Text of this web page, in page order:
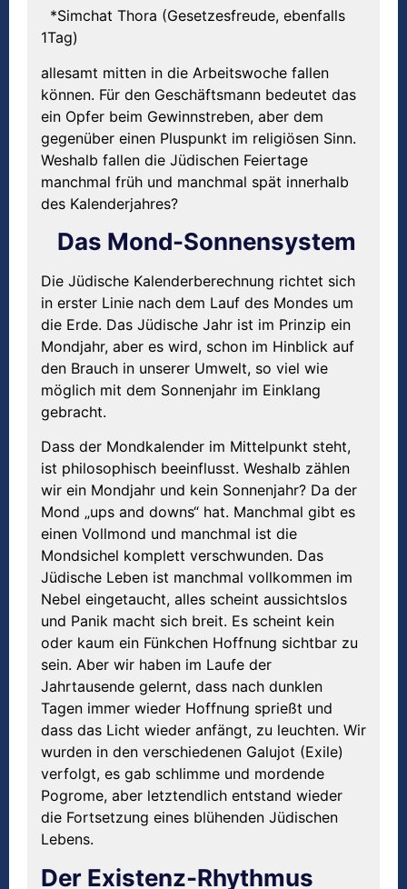
*Simchat Thora (Gesetzesfreude, ebenfalls
1Tag)
allesamt mitten in die Arbeitswoche fallen
können. Für den Geschäftsmann bedeutet das
ein Opfer beim Gewinnstreben, aber dem
gegenüber einen Pluspunkt im religiösen Sinn.
Weshalb fallen die Jüdischen Feiertage
manchmal früh und manchmal spät innerhalb
des Kalenderjahres?
Das Mond-Sonnensystem
Die Jüdische Kalenderberechnung richtet sich
in erster Linie nach dem Lauf des Mondes um
die Erde. Das Jüdische Jahr ist im Prinzip ein
Mondjahr, aber es wird, schon im Hinblick auf
den Brauch in unserer Umwelt, so viel wie
möglich mit dem Sonnenjahr im Einklang
gebracht.
Dass der Mondkalender im Mittelpunkt steht,
ist philosophisch beeinflusst. Weshalb zählen
wir ein Mondjahr und kein Sonnenjahr? Da der
Mond „ups and downs“ hat. Manchmal gibt es
einen Vollmond und manchmal ist die
Mondsichel komplett verschwunden. Das
Jüdische Leben ist manchmal vollkommen im
Nebel eingetaucht, alles scheint aussichtslos
und Panik macht sich breit. Es scheint kein
oder kaum ein Fünkchen Hoffnung sichtbar zu
sein. Aber wir haben im Laufe der
Jahrtausende gelernt, dass nach dunklen
Tagen immer wieder Hoffnung sprießt und
dass das Licht wieder anfängt, zu leuchten. Wir
wurden in den verschiedenen Galujot (Exile)
verfolgt, es gab schlimme und mordende
Pogrome, aber letztendlich entstand wieder
die Fortsetzung eines blühenden Jüdischen
Lebens.
Der Existenz-Rhythmus